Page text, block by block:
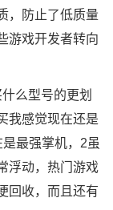
，防止了低质量
游戏开发者转向
么型号的更划
我感觉现在还是
最强掌机，2虽
浮动，热门游戏
回收，而且还有